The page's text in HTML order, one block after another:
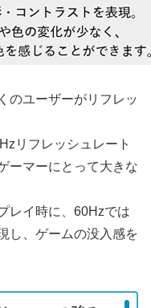
のユーザーがリフレッ
リフレッシュレート
ーマーにとって大きな
レイ時に、60Hzでは
し、ゲームの没入感を